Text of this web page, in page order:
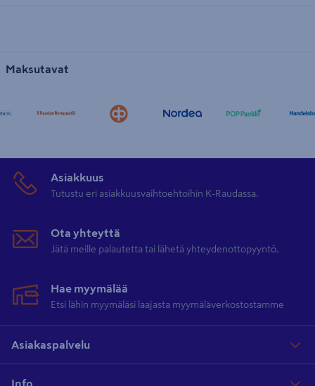
Maksutavat
Asiakkuus
Tutustu eri asiakkuusvaihtoehtoihin K-Raudassa.
Ota yhteyttä
Jätä meille palautetta tai lähetä yhteydenottopyyntö.
Hae myymälää
Etsi lähin myymäläsi laajasta myymäläverkostostamme
Asiakaspalvelu
Info